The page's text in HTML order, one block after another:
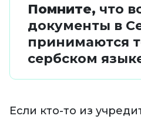
Помните, что
документы в
принимаются
сербском
Если кто-то из